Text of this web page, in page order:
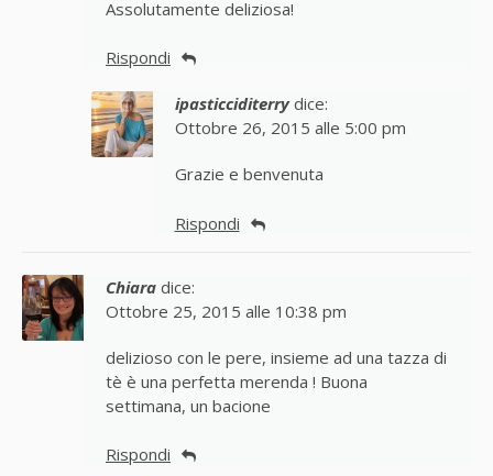
Assolutamente deliziosa!
Rispondi
ipasticciditerry dice:
Ottobre 26, 2015 alle 5:00 pm
Grazie e benvenuta
Rispondi
Chiara dice:
Ottobre 25, 2015 alle 10:38 pm
delizioso con le pere, insieme ad una tazza di
tè è una perfetta merenda ! Buona
settimana, un bacione
Rispondi